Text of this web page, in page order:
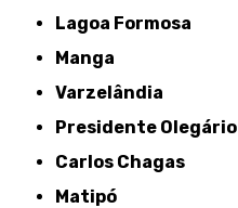
Lagoa Formosa
Manga
Varzelândia
Presidente Olegário
Carlos Chagas
Matipó